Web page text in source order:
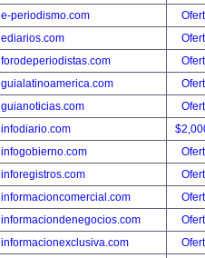
e-periodismo.com
ediarios.com
forodeperiodistas.com
guialatinoamerica.com
guianoticias.com
infodiario.com
infogobierno.com
inforegistros.com
informacioncomercial.com
informaciondenegocios.com
informacionexclusiva.com